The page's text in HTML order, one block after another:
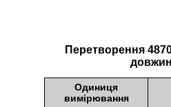
Перетворення
Одиниця
вимірювання